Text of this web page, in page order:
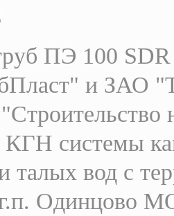
ПЭ 100
и ЗАО
системы
талых вод с
Одинцово